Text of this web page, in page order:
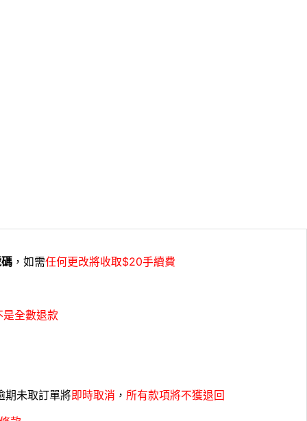
，如需任何更改將收取$20手續費
是全數退款
期未取訂單將即時取消 ， 所有款項將不獲退回